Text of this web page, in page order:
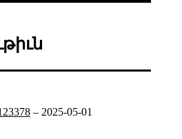
– 2025-05-01